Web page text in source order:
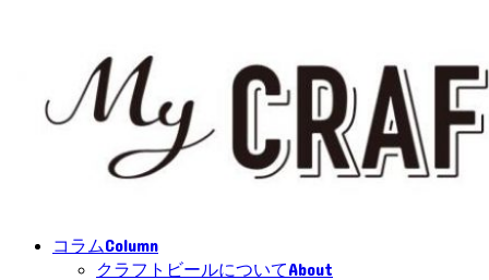
コラムColumn
クラフトビールについてAbout